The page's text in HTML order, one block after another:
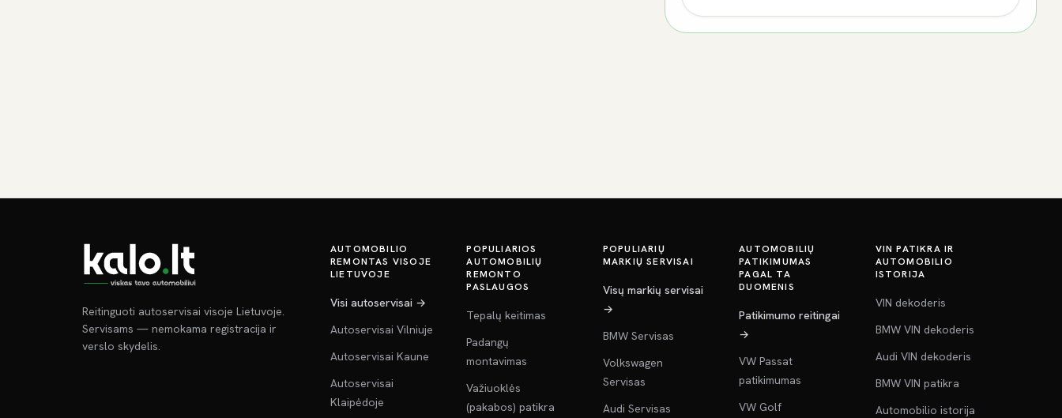
Reitinguoti autoservisai visoje Lietuvoje.
Servisams — nemokama registracija ir
verslo skydelis.
AUTOMOBILIO
REMONTAS VISOJE
LIETUVOJE
Visi autoservisai →
Autoservisai Vilniuje
Autoservisai Kaune
Autoservisai
Klaipėdoje
POPULIARIOS
AUTOMOBILIŲ
REMONTO
PASLAUGOS
Tepalų keitimas
Padangų
montavimas
Važiuoklės
(pakabos) patikra
POPULIARIŲ
MARKIŲ SERVISAI
Visų markių servisai
→
BMW Servisas
Volkswagen
Servisas
Audi Servisas
AUTOMOBILIŲ
PATIKIMUMAS
PAGAL TA
DUOMENIS
Patikimumo reitingai
→
VW Passat
patikimumas
VW Golf
VIN PATIKRA IR
AUTOMOBILIO
ISTORIJA
VIN dekoderis
BMW VIN dekoderis
Audi VIN dekoderis
BMW VIN patikra
Automobilio istorija